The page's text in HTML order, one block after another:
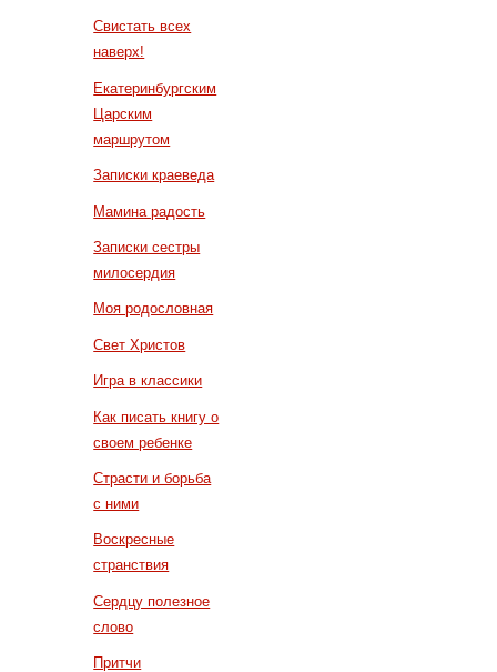
Свистать всех
наверх!
Екатеринбургским
Царским
маршрутом
Записки краеведа
Мамина радость
Записки сестры
милосердия
Моя родословная
Свет Христов
Игра в классики
Как писать книгу о
своем ребенке
Страсти и борьба
с ними
Воскресные
странствия
Сердцу полезное
слово
Притчи